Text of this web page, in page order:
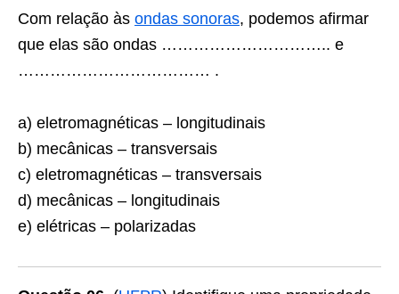
Com relação às ondas sonoras, podemos afirmar
que elas são ondas ………………………….. e
……………………………… .
a) eletromagnéticas – longitudinais
b) mecânicas – transversais
c) eletromagnéticas – transversais
d) mecânicas – longitudinais
e) elétricas – polarizadas